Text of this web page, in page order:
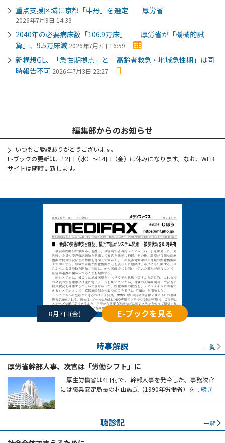
重点支援区域に京都「中丹」を選定 厚労省
2026年7月9日 14:33
2040年の必要病床数「106.9万床」 厚労省が「機械的試
算」、9.5万床減 2026年7月7日 16:59
新構想GL、「急性期拠点」と「高齢者救急・地域急性期」は同
時報告不可 2026年7月3日 22:27
編集部からのお知らせ
いつもご愛読ありがとうございます。
E-ブックの更新は、12日（水）～14日（金）は休みになります。なお、WEB
サイトは随時更新します。
8月7日(金) E-ブックを見る
時事解説 一覧
厚労省幹部人事、次官は「労働シフト」に
厚生労働省は4日付で、幹部人事を発令した。事務次官
には職業安定局長の村山誠氏（1990年労働省）を ...続き
聴診記 一覧